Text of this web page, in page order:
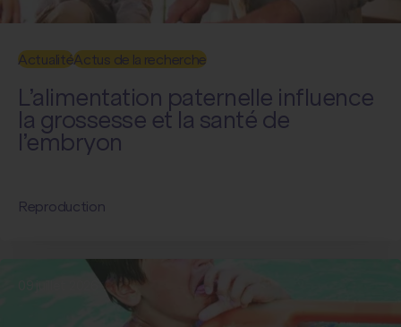
L’alimentation paternelle influence
la grossesse et la santé de
l’embryon
ActualitéActus de la recherche
Reproduction